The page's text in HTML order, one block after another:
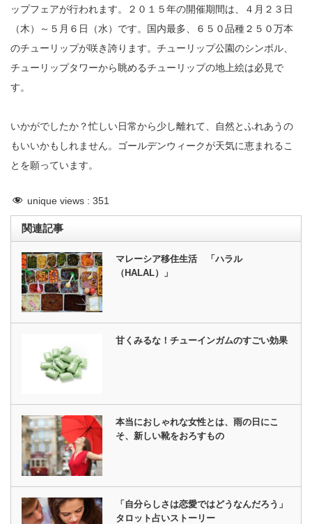
ップフェアが行われます。２０１５年の開催期間は、４月２３日
（木）～５月６日（水）です。国内最多、６５０品種２５０万本
のチューリップが咲き誇ります。チューリップ公園のシンボル、
チューリップタワーから眺めるチューリップの地上絵は必見で
す。
いかがでしたか？忙しい日常から少し離れて、自然とふれあうの
もいいかもしれません。ゴールデンウィークが天気に恵まれるこ
とを願っています。
unique views : 351
関連記事
マレーシア移住生活 「ハラル
（HALAL）」
甘くみるな！チューインガムのすごい効果
本当におしゃれな女性とは、雨の日にこ
そ、新しい靴をおろすもの
「自分らしさは恋愛ではどうなんだろう」
タロット占いストーリー